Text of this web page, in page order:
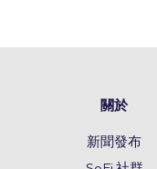
關於
新聞發布